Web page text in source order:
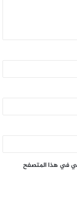
في هذا المتصفح